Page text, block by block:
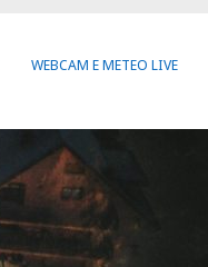
WEBCAM E METEO LIVE